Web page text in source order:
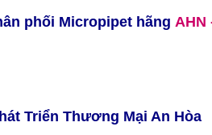
phối Micropipet hãng AHN
Triển Thương Mại An Hòa